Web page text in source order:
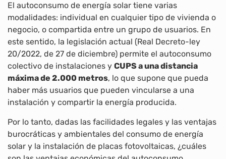
El autoconsumo de energía solar tiene varias
modalidades: individual en cualquier tipo de vivienda o
negocio, o compartida entre un grupo de usuarios. En
este sentido, la legislación actual (Real Decreto-ley
20/2022, de 27 de diciembre) permite el autoconsumo
colectivo de instalaciones y CUPS a una distancia
máxima de 2.000 metros, lo que supone que pueda
haber más usuarios que pueden vincularse a una
instalación y compartir la energía producida.
Por lo tanto, dadas las facilidades legales y las ventajas
burocráticas y ambientales del consumo de energía
solar y la instalación de placas fotovoltaicas, ¿cuáles